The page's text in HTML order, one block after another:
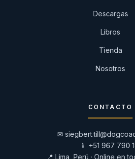
Descargas
Libros
Tienda
Nosotros
CONTACTO
✉
📱 +51 967 790
📍 Lima, Perú · Online en